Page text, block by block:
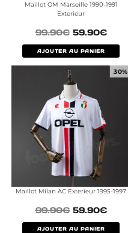
Maillot OM Marseille 1990-1991
Exterieur
99.90€ 59.90€
AJOUTER AU PANIER
30%
Maillot Milan AC Exterieur 1995-1997
99.90€ 59.90€
AJOUTER AU PANIER